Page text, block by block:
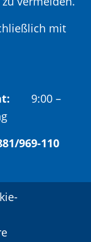
mit
9:00 –
969-110